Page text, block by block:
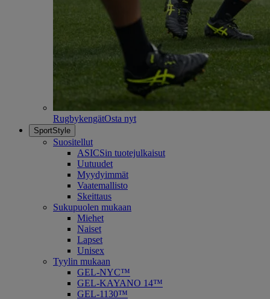
RugbykengätOsta nyt
SportStyle
Suositellut
ASICSin tuotejulkaisut
Uutuudet
Myydyimmät
Vaatemallisto
Skeittaus
Sukupuolen mukaan
Miehet
Naiset
Lapset
Unisex
Tyylin mukaan
GEL-NYC™
GEL-KAYANO 14™
GEL-1130™